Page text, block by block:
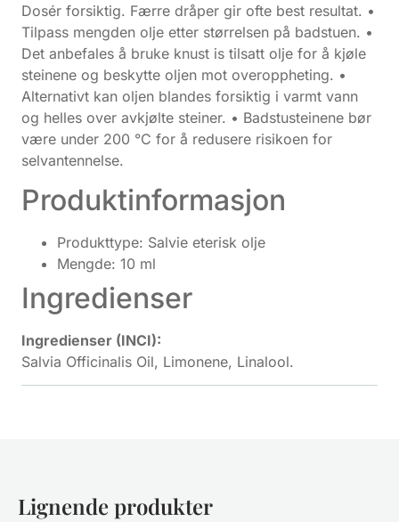
Dosér forsiktig. Færre dråper gir ofte best resultat. •
Tilpass mengden olje etter størrelsen på badstuen. •
Det anbefales å bruke knust is tilsatt olje for å kjøle
steinene og beskytte oljen mot overoppheting. •
Alternativt kan oljen blandes forsiktig i varmt vann
og helles over avkjølte steiner. • Badstusteinene bør
være under 200 °C for å redusere risikoen for
selvantennelse.
Produktinformasjon
Produkttype: Salvie eterisk olje
Mengde: 10 ml
Ingredienser
Ingredienser (INCI):
Salvia Officinalis Oil, Limonene, Linalool.
Lignende produkter